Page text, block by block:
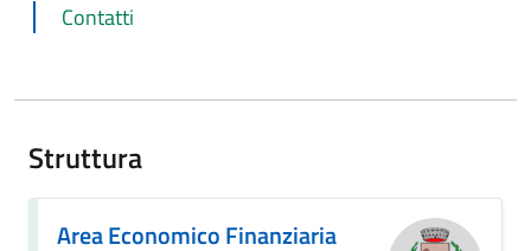
Contatti
Struttura
Area Economico Finanziaria